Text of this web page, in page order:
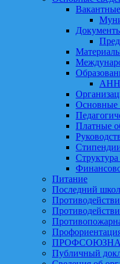
Основные
Платные
Питание
Последний
Публичный